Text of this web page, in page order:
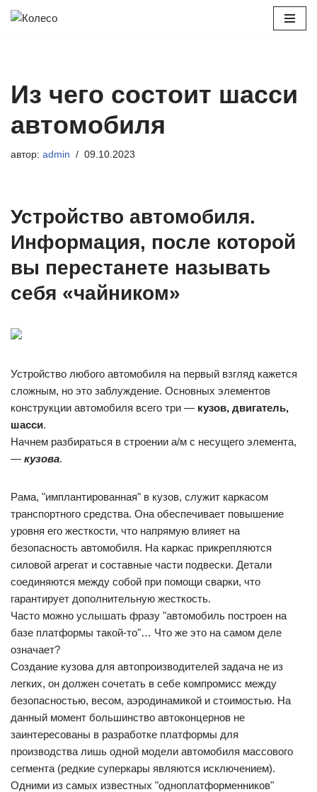
Из чего состоит шасси
автомобиля
автор: admin 09.10.2023
Устройство автомобиля.
Информация, после которой
вы перестанете называть
себя «чайником»
Устройство любого автомобиля на первый взгляд кажется
сложным, но это заблуждение. Основных элементов
конструкции автомобиля всего три — кузов, двигатель,
шасси.
Начнем разбираться в строении а/м с несущего элемента,
— кузова.
Рама, "имплантированная" в кузов, служит каркасом
транспортного средства. Она обеспечивает повышение
уровня его жесткости, что напрямую влияет на
безопасность автомобиля. На каркас прикрепляются
силовой агрегат и составные части подвески. Детали
соединяются между собой при помощи сварки, что
гарантирует дополнительную жесткость.
Часто можно услышать фразу "автомобиль построен на
базе платформы такой-то"… Что же это на самом деле
означает?
Создание кузова для автопроизводителей задача не из
легких, он должен сочетать в себе компромисс между
безопасностью, весом, аэродинамикой и стоимостью. На
данный момент большинство автоконцернов не
заинтересованы в разработке платформы для
производства лишь одной модели автомобиля массового
сегмента (редкие суперкары являются исключением).
Одними из самых известных "одноплатформенников"